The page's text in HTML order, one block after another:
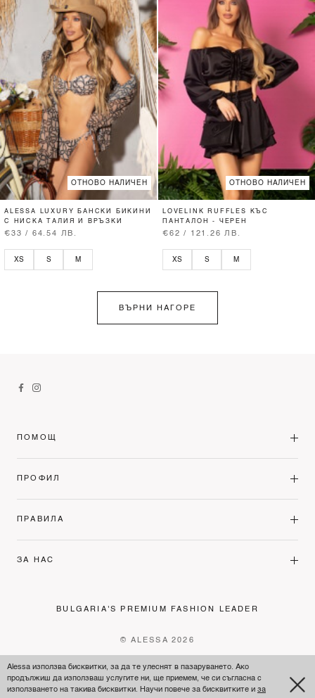
ОТНОВО НАЛИЧЕН
ALESSA LUXURY БАНСКИ БИКИНИ
С НИСКА ТАЛИЯ И ВРЪЗКИ
€33 / 64.54 ЛВ.
XS S M
ОТНОВО НАЛИЧЕН
LOVELINK RUFFLES КЪС
ПАНТАЛОН - ЧЕРЕН
€62 / 121.26 ЛВ.
XS S M
ВЪРНИ НАГОРЕ
Alessa използва бисквитки, за да те улеснят в пазаруването. Ако
продължиш да използваш услугите ни, ще приемем, че си съгласна с
използването на такива бисквитки. Научи повече за бисквитките и за
ПОМОЩ
ПРОФИЛ
ПРАВИЛА
ЗА НАС
BULGARIA'S PREMIUM FASHION LEADER
© ALESSA 2026